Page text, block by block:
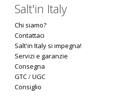
Salt'in Italy
Chi siamo?
Contattaci
Salt'in Italy si impegna!
Servizi e garanzie
Consegna
GTC/UGC
Consiglio